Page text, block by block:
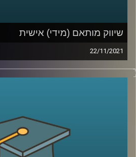
שיווק מותאם (מידי) אישית
22/11/2021
השיווק היום למוצרים השונים הפך
עם המעבר לקניות אונליין השיווק
לאותן מערכות שיווק. עם זאת, במחקר
מהמחלקה לשיווק מבית הספר